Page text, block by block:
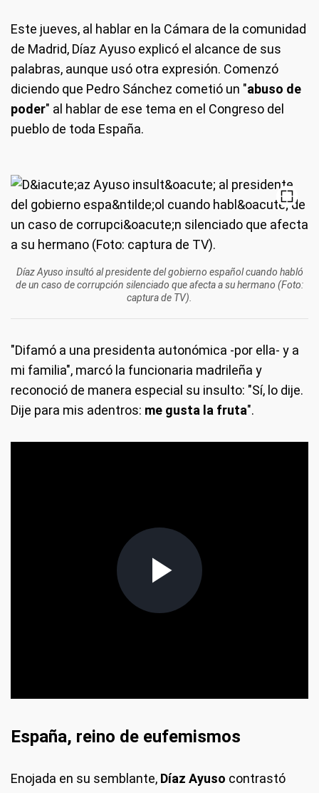
Este jueves, al hablar en la Cámara de la comunidad
de Madrid, Díaz Ayuso explicó el alcance de sus
palabras, aunque usó otra expresión. Comenzó
diciendo que Pedro Sánchez cometió un "abuso de
poder" al hablar de ese tema en el Congreso del
pueblo de toda España.
Díaz Ayuso insultó al presidente del gobierno español cuando habló
de un caso de corrupción silenciado que afecta a su hermano (Foto:
captura de TV).
"Difamó a una presidenta autonómica -por ella- y a
mi familia", marcó la funcionaria madrileña y
reconoció de manera especial su insulto: "Sí, lo dije.
Dije para mis adentros: me gusta la fruta".
España, reino de eufemismos
Enojada en su semblante, Díaz Ayuso contrastó